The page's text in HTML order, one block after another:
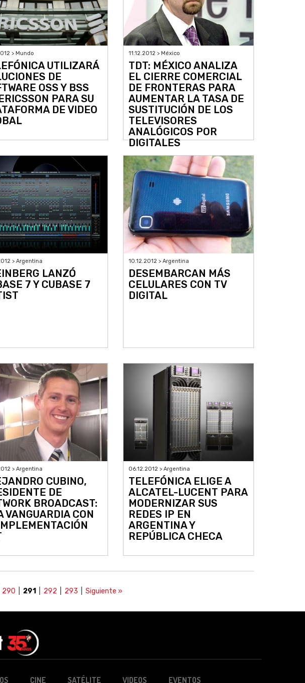
> Mundo
UTILIZARÁ
DE
OSS Y BSS
PARA SU
DE VIDEO
11.12.2012 > México
TDT: MÉXICO ANALIZA
EL CIERRE COMERCIAL
DE FRONTERAS PARA
AUMENTAR LA TASA DE
SUSTITUCIÓN DE LOS
TELEVISORES
ANALÓGICOS POR
DIGITALES
> Argentina
LANZÓ
7 Y CUBASE 7
10.12.2012 > Argentina
DESEMBARCAN MÁS
CELULARES CON TV
DIGITAL
> Argentina
CUBINO,
DE
BROADCAST:
VANGUARDIA CON
06.12.2012 > Argentina
TELEFÓNICA ELIGE A
ALCATEL-LUCENT PARA
MODERNIZAR SUS
REDES IP EN
ARGENTINA Y
REPÚBLICA CHECA
290 291 292 293 Siguiente »
CINE SATÉLITE VIDEOS EVENTOS